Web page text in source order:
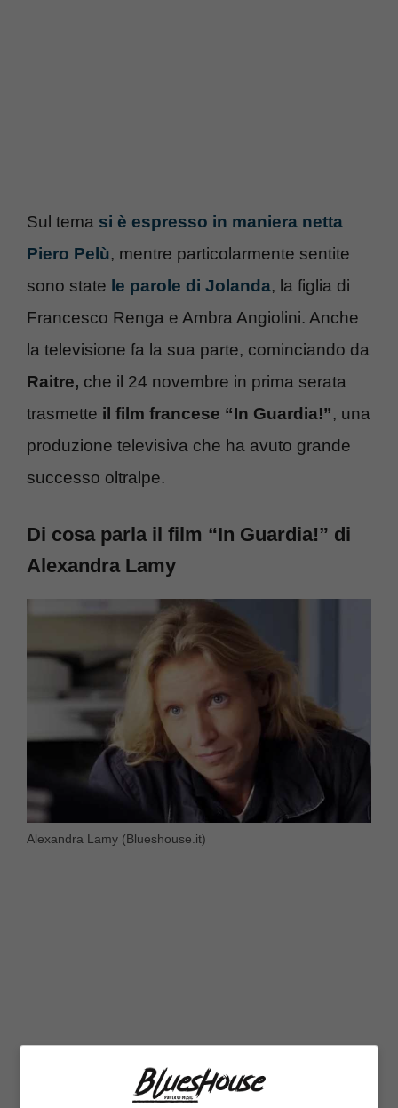
Sul tema si è espresso in maniera netta
Piero Pelù, mentre particolarmente sentite
sono state le parole di Jolanda, la figlia di
Francesco Renga e Ambra Angiolini. Anche
la televisione fa la sua parte, cominciando da
Raitre, che il 24 novembre in prima serata
trasmette il film francese “In Guardia!”, una
produzione televisiva che ha avuto grande
successo oltralpe.
Di cosa parla il film “In Guardia!” di
Alexandra Lamy
Alexandra Lamy (Blueshouse.it)